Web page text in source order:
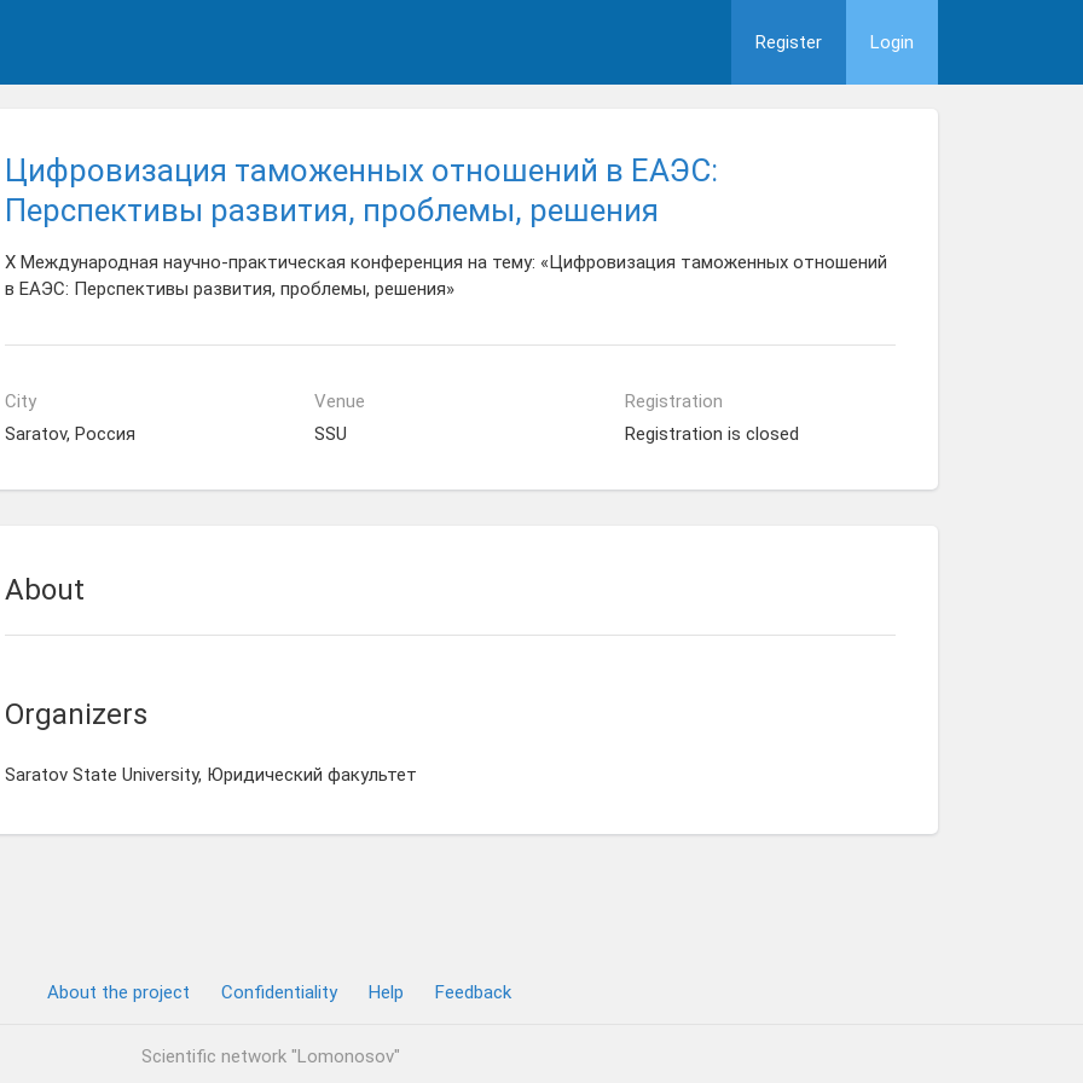
Register Login
Цифровизация таможенных отношений в ЕАЭС:
Перспективы развития, проблемы, решения
X Международная научно-практическая конференция на тему: «Цифровизация таможенных отношений
в ЕАЭС: Перспективы развития, проблемы, решения»
City
Saratov, Россия
Venue
SSU
Registration
Registration is closed
About
Organizers
Saratov State University, Юридический факультет
About the project Confidentiality Help Feedback
Scientific network "Lomonosov"